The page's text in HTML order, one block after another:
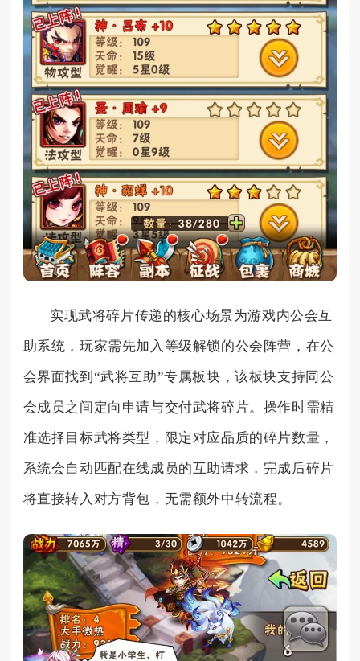
实现武将碎片传递的核心场景为游戏内公会互
助系统，玩家需先加入等级解锁的公会阵营，在公
会界面找到“武将互助”专属板块，该板块支持同公
会成员之间定向申请与交付武将碎片。操作时需精
准选择目标武将类型，限定对应品质的碎片数量，
系统会自动匹配在线成员的互助请求，完成后碎片
将直接转入对方背包，无需额外中转流程。